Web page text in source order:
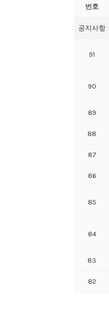
번호
공지사항
91
90
89
88
87
86
85
84
83
82